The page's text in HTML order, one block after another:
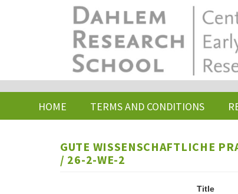
HOME TERMS AND CONDITIONS
GUTE WISSENSCHAFTLICHE
/ 26-2-WE-2
Title